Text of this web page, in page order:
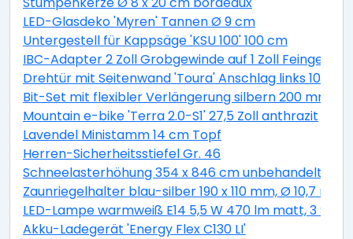
LED-Glasdeko 'Myren' Tannen Ø 9 cm
Untergestell für Kappsäge 'KSU 100' 100 cm
IBC-Adapter 2 Zoll Grobgewinde auf 1 Zoll
Drehtür mit Seitenwand 'Toura' Anschlag links 100 x
Bit-Set mit flexibler Verlängerung silbern 200 mm 11-
Mountain e-bike 'Terra 2.0-S1' 27,5 Zoll anthrazit
Lavendel Ministamm 14 cm Topf
Herren-Sicherheitsstiefel Gr. 46
Schneelasterhöhung 354 x 846 cm unbehandelt 6
Zaunriegelhalter blau-silber 190 x 110 mm, Ø 10,7 mm
LED-Lampe warmweiß E14 5,5 W 470 lm matt, 3
Akku-Ladegerät 'Energy Flex C130 LI'